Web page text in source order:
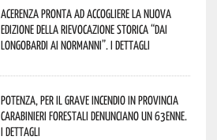
Acerenza pronta ad accogliere la nuova
edizione della rievocazione storica “Dai
Longobardi ai Normanni”. I dettagli
Potenza, per il grave incendio in Provincia
Carabinieri forestali denunciano un 63enne.
I dettagli